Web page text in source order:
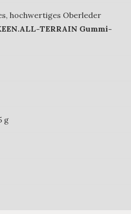
hochwertiges Oberleder
TERRAIN Gummi-
g